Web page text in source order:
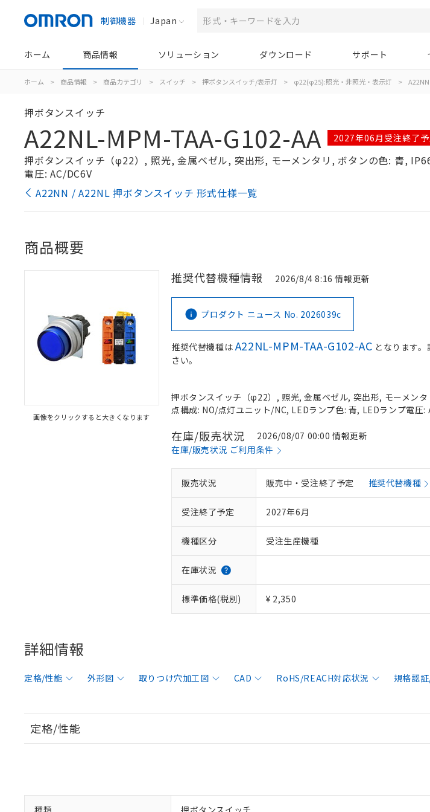
制御機器 Japan
ホーム 商品情報 ソリューション ダウンロード サポート
ホーム > 商品情報 > 商品カテゴリ > スイッチ > 押ボタンスイッチ/表示灯 > φ22(φ25):照光・非照光・表示灯 > A22NN
押ボタンスイッチ
A22NL-MPM-TAA-G102-AA 2027年06月受注終了
押ボタンスイッチ（φ22）, 照光, 金属ベゼル, 突出形, モーメンタリ, ボタンの色: 青,
電圧: AC/DC6V
A22NN / A22NL 押ボタンスイッチ 形式仕様一覧
商品概要
画像をクリックすると大きくなります
推奨代替機種情報 2026/8/4 8:16 情報更新
プロダクト ニュース No. 2026039c
推奨代替機種はA22NL-MPM-TAA-G102-AC となります
さい。
押ボタンスイッチ（φ22）, 照光, 金属ベゼル, 突出形, モーメン
点構成: NO/点灯ユニット/NC, LEDランプ色: 青, LEDランプ電圧:
在庫/販売状況
2026/08/07 00:00 情報更新
在庫/販売状況 ご利用条件
販売状況 販売中・受注終了予定 推奨代替機種
受注終了予定 2027年6月
機種区分 受注生産機種
在庫状況
標準価格(税別) ¥ 2,350
詳細情報
定格/性能 外形図 取りつけ穴加工図 CAD RoHS/REACH対応状況 規格認
定格/性能
種類 押ボタンスイッチ